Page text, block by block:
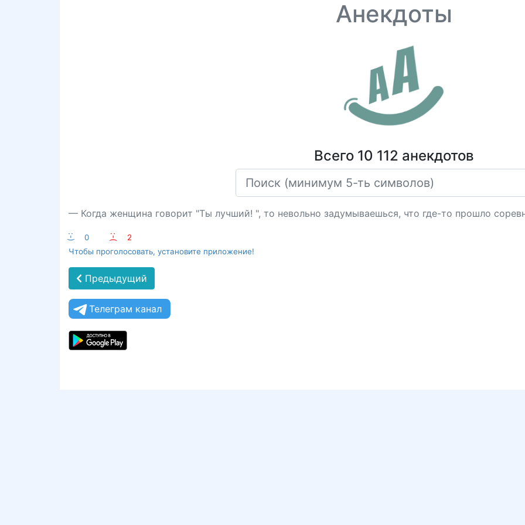
Анекдоты
Всего 10 112 анекдотов
— Когда женщина говорит "Ты лучший! ", то невольно задумываешься, что где-то прошло
:-) 0 :-(
2
Чтобы проголосовать, установите приложение!
Предыдущий
Телеграм канал